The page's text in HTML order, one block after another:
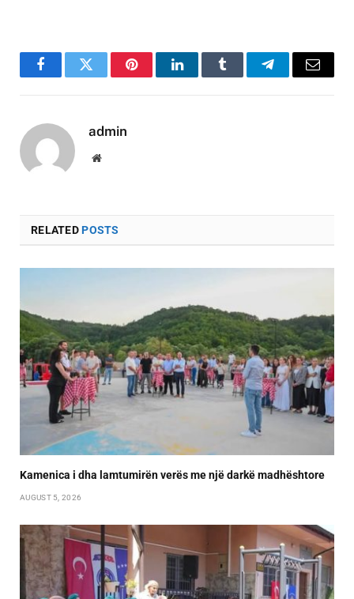
FacebookTwitter PinterestLinkedInTumblr TelegramEmail
admin
Website
RELATEDPOSTS
Kamenica i dha lamtumirën verës me një darkë madhështore
AUGUST 5, 2026